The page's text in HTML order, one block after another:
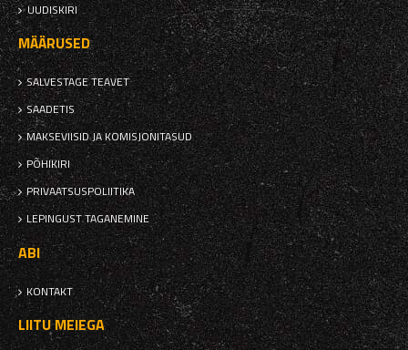
UUDISKIRI
MÄÄRUSED
SALVESTAGE TEAVET
SAADETIS
MAKSEVIISID JA KOMISJONITASUD
PÕHIKIRI
PRIVAATSUSPOLIITIKA
LEPINGUST TAGANEMINE
ABI
KONTAKT
LIITU MEIEGA